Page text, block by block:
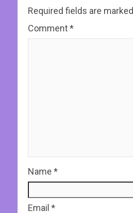
Required fields are marked
Comment*
Name *
Email *